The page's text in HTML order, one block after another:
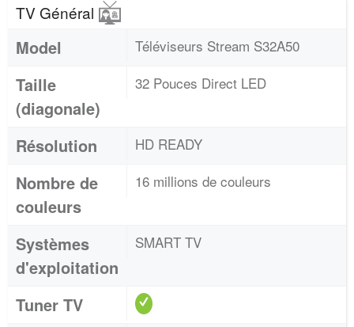
TV Général
Model Téléviseurs Stream S32A50
Taille
(diagonale)
32 Pouces Direct LED
Résolution HD READY
Nombre de
couleurs
16 millions de couleurs
Systèmes
d'exploitation
SMART TV
Tuner TV